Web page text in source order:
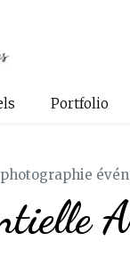
Portfolio
photographie